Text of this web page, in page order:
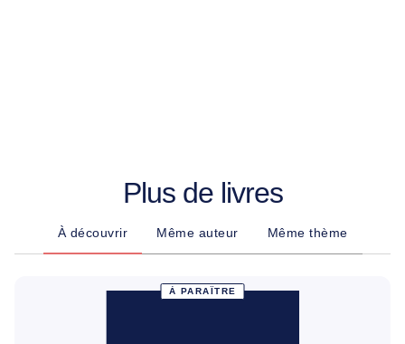
Plus de livres
À découvrir Même auteur Même thème
À PARAÎTRE